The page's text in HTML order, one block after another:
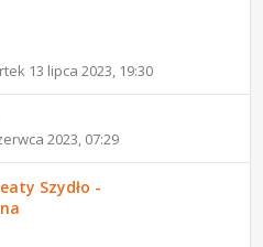
13 lipca 2023, 19:30
2023, 07:29
Szydło -